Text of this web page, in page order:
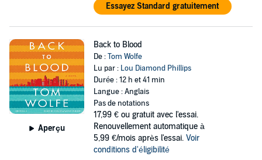
Essayez Standard gratuitement
Aperçu
Back to Blood
De :Tom Wolfe
Lu par : Lou Diamond Phillips
Durée : 12 h et 41 min
Langue : Anglais
Pas de notations
17,99 € ou gratuit avec l'essai.
Renouvellement automatique à
5,99 €/mois après l'essai. Voir
conditions d'éligibilité